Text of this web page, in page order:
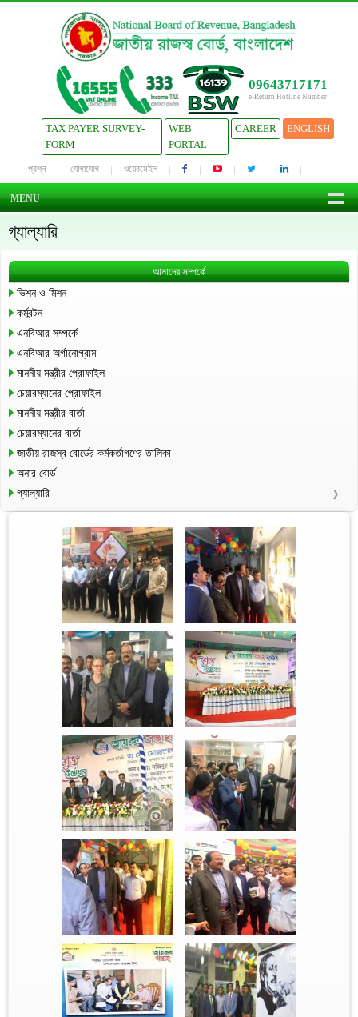
09643717171
e-Return Hotline Number
TAX PAYER SURVEY-
FORM
WEB
PORTAL
CAREER ENGLISH
প্রশ্ন যোগাযোগ ওয়েবমেইল
MENU
গ্যাল্যারি
আমাদের সম্পর্কে
ভিশন ও মিশন
কর্মবন্টন
এনবিআর সম্পর্কে
এনবিআর অর্গানোগ্রাম
মাননীয় মন্ত্রীর প্রোফাইল
চেয়ারম্যানের প্রোফাইল
মাননীয় মন্ত্রীর বার্তা
চেয়ারম্যানের বার্তা
জাতীয় রাজস্ব বোর্ডের কর্মকর্তাগণের তালিকা
অনার বোর্ড
গ্যাল্যারি